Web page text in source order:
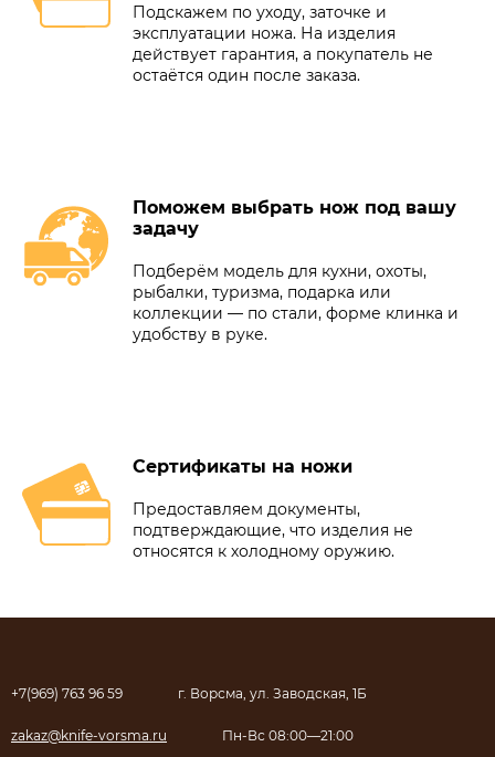
Подскажем по уходу, заточке и
эксплуатации ножа. На изделия
действует гарантия, а покупатель не
остаётся один после заказа.
Поможем выбрать нож под вашу
задачу
Подберём модель для кухни, охоты,
рыбалки, туризма, подарка или
коллекции — по стали, форме клинка и
удобству в руке.
Сертификаты на ножи
Предоставляем документы,
подтверждающие, что изделия не
относятся к холодному оружию.
+7(969) 763 96 59 г. Ворсма, ул. Заводская, 1Б
zakaz@knife-vorsma.ru Пн-Вс 08:00—21:00